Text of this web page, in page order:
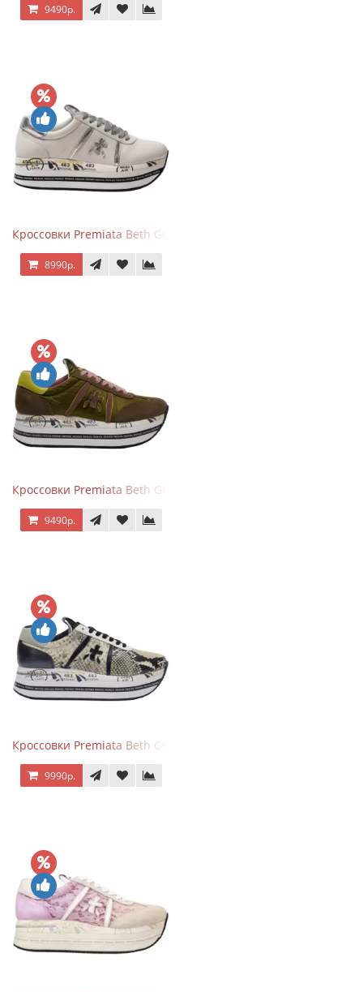
9490р.
Кроссовки Premiata Beth Grey Silver
8990р.
Кроссовки Premiata Beth Green Pink
9490р.
Кроссовки Premiata Beth Grey Python
9990р.